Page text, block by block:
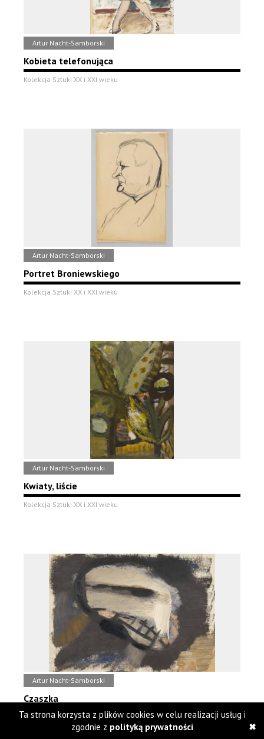
Artur Nacht-Samborski
Kobieta telefonująca
Kolekcja Sztuki XX i XXI wieku
Artur Nacht-Samborski
Portret Broniewskiego
Kolekcja Sztuki XX i XXI wieku
Artur Nacht-Samborski
Kwiaty, liście
Kolekcja Sztuki XX i XXI wieku
Artur Nacht-Samborski
Czaszka
Kolekcja Sztuki XX i XXI wieku
Ta strona korzysta z plików cookies w celu realizacji usług i
zgodnie z polityką prywatności